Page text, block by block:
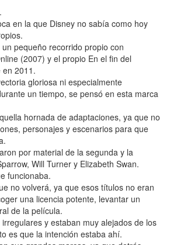
en la que Disney no sabía como hoy
pequeño recorrido propio con
(2007) y el propio En el fin del
en 2011.
gloriosa ni especialmente
un tiempo, se pensó en esta marca
hornada de adaptaciones, ya que no
personajes y escenarios para que
por material de la segunda y la
Will Turner y Elizabeth Swan.
funcionaba.
no volverá, ya que esos títulos no eran
una licencia potente, levantar un
de la película.
y estaban muy alejados de los
es que la intención estaba ahí.